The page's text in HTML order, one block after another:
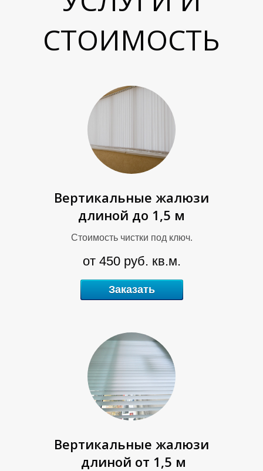
СТОИМОСТЬ
Вертикальные жалюзи
длиной до 1,5 м
Стоимость чистки под ключ.
от 450 руб. кв.м.
Заказать
Вертикальные жалюзи
длиной от 1,5 м
О
Ф